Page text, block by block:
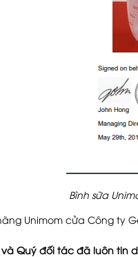
Bình sữa
Unimom cửa Công ty
Quý đối tác đã luôn tin